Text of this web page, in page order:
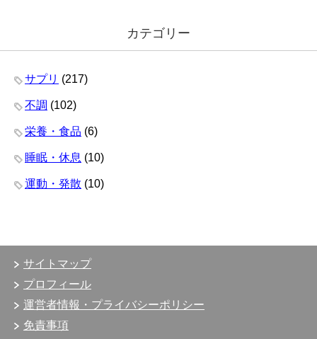
カテゴリー
サプリ (217)
不調 (102)
栄養・食品 (6)
睡眠・休息 (10)
運動・発散 (10)
サイトマップ
プロフィール
運営者情報・プライバシーポリシー
免責事項